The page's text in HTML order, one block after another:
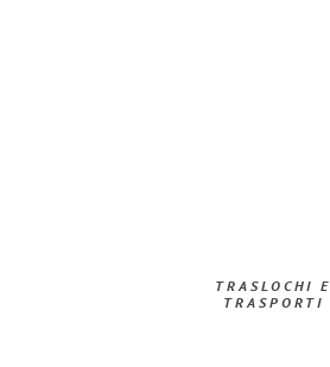
TRASLOCHI E
TRASPORTI​